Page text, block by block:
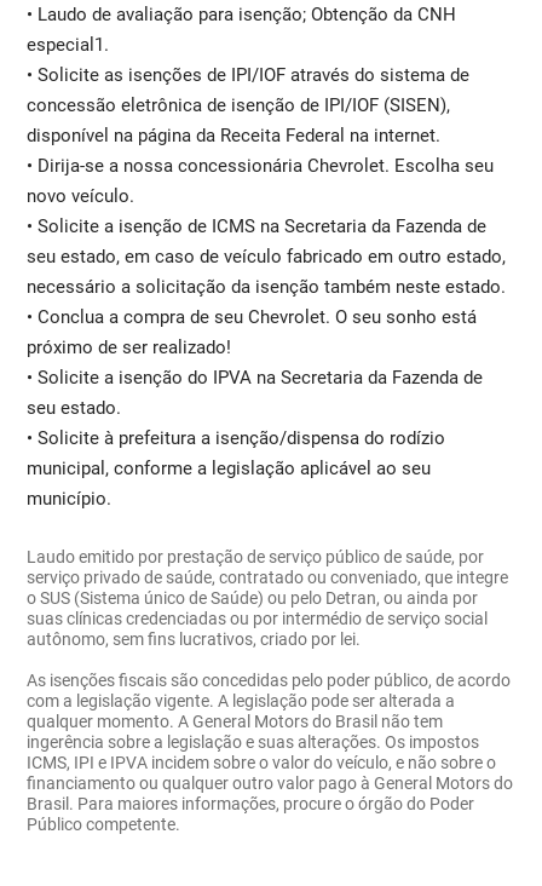
• Laudo de avaliação para isenção; Obtenção da CNH
especial1.
• Solicite as isenções de IPI/IOF através do sistema de
concessão eletrônica de isenção de IPI/IOF (SISEN),
disponível na página da Receita Federal na internet.
• Dirija-se a nossa concessionária Chevrolet. Escolha seu
novo veículo.
• Solicite a isenção de ICMS na Secretaria da Fazenda de
seu estado, em caso de veículo fabricado em outro estado,
necessário a solicitação da isenção também neste estado.
• Conclua a compra de seu Chevrolet. O seu sonho está
próximo de ser realizado!
• Solicite a isenção do IPVA na Secretaria da Fazenda de
seu estado.
• Solicite à prefeitura a isenção/dispensa do rodízio
municipal, conforme a legislação aplicável ao seu
município.
Laudo emitido por prestação de serviço público de saúde, por
serviço privado de saúde, contratado ou conveniado, que integre
o SUS (Sistema único de Saúde) ou pelo Detran, ou ainda por
suas clínicas credenciadas ou por intermédio de serviço social
autônomo, sem fins lucrativos, criado por lei.
As isenções fiscais são concedidas pelo poder público, de acordo
com a legislação vigente. A legislação pode ser alterada a
qualquer momento. A General Motors do Brasil não tem
ingerência sobre a legislação e suas alterações. Os impostos
ICMS, IPI e IPVA incidem sobre o valor do veículo, e não sobre o
financiamento ou qualquer outro valor pago à General Motors do
Brasil. Para maiores informações, procure o órgão do Poder
Público competente.